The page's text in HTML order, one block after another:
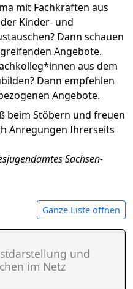
mit Fachkräften aus
Kinder- und
Dann schauen
Angebote.
aus dem
Dann empfehlen
Angebote.
beim Stöbern und freuen
Anregungen Ihrerseits
Sachsen-
Ganze Liste öffnen
und
im Netz